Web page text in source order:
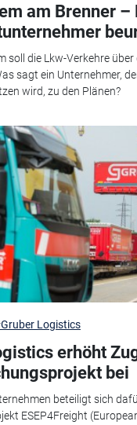
am Brenner –
soll die Lkw-Verkehre
sagt ein Unternehmer,
wird, zu den Plänen?
Logistics
erhöht
bei
beteiligt sich
ESEP4Freight